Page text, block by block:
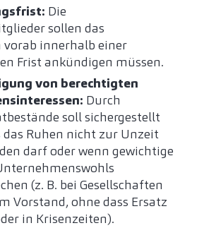
Die
sollen das
vorab innerhalb einer
Frist ankündigen müssen.
von berechtigten
Durch
soll sichergestellt
das Ruhen nicht zur Unzeit
darf oder wenn gewichtige
(z. B. bei Gesellschaften
Vorstand, ohne dass Ersatz
in Krisenzeiten).